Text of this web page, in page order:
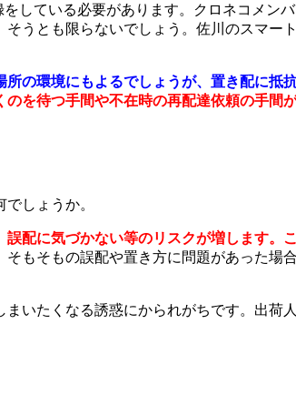
している必要があります。クロネコメン
うとも限らないでしょう。佐川のスマー
の環境にもよるでしょうが、置き配に抵
のを待つ手間や不在時の再配達依頼の手
しょうか。
配に気づかない等のリスクが増します。
もそもの誤配や置き方に問題があった場
いたくなる誘惑にかられがちです。出